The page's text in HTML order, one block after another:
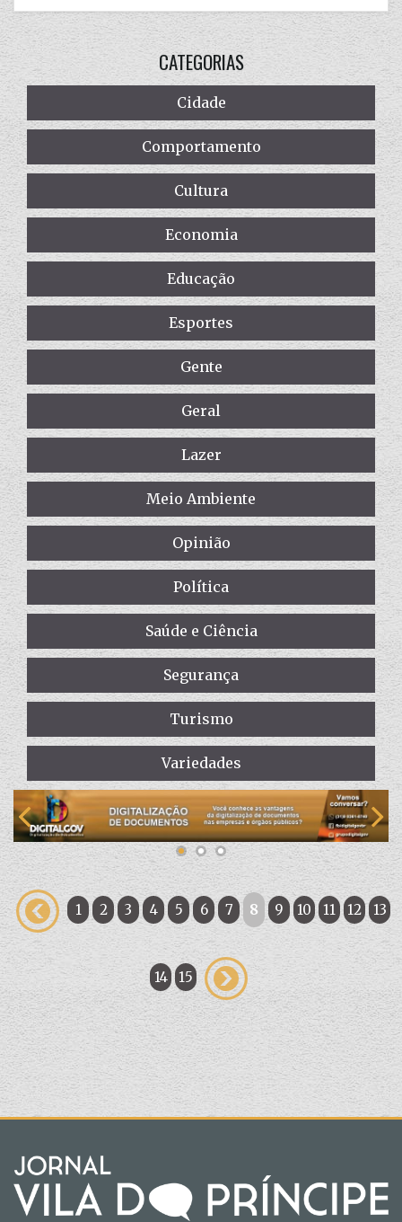
CATEGORIAS
Cidade
Comportamento
Cultura
Economia
Educação
Esportes
Gente
Geral
Lazer
Meio Ambiente
Opinião
Política
Saúde e Ciência
Segurança
Turismo
Variedades
1 2 3 4 5 6 7 8 9 10 11 12 13
14 15